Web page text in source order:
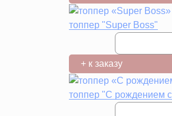
топпер "Super Boss"
+ к заказу
топпер "С рождением